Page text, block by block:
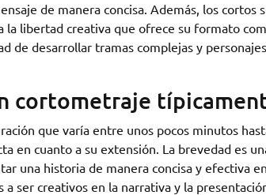
de manera concisa. Además, los cortos
la libertad creativa que ofrece su formato
de desarrollar tramas complejas y
cortometraje
que varía entre unos pocos minutos
en cuanto a su extensión. La brevedad es
una historia de manera concisa y efectiva
ser creativos en la narrativa y la